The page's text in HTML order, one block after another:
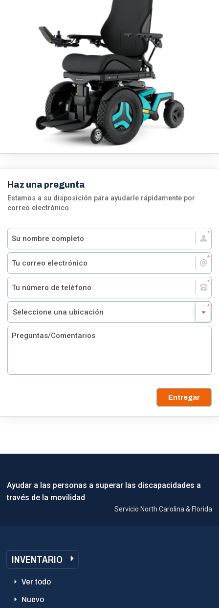
Haz una pregunta
Estamos a su disposición para ayudarle rápidamente por
correo electrónico.
Entregar
Ayudar a las personas a superar las discapacidades a
través de la movilidad
Servicio North Carolina & Florida
INVENTARIO
Ver todo
Nuevo